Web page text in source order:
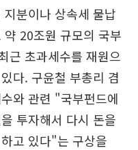
분이나 상속세 물납
20조원 규모의 국부
근 초과세수를 재원으
다. 구윤철 부총리 겸
와 관련 "국부펀드에
투자해서 다시 돈을
고 있다"는 구상을